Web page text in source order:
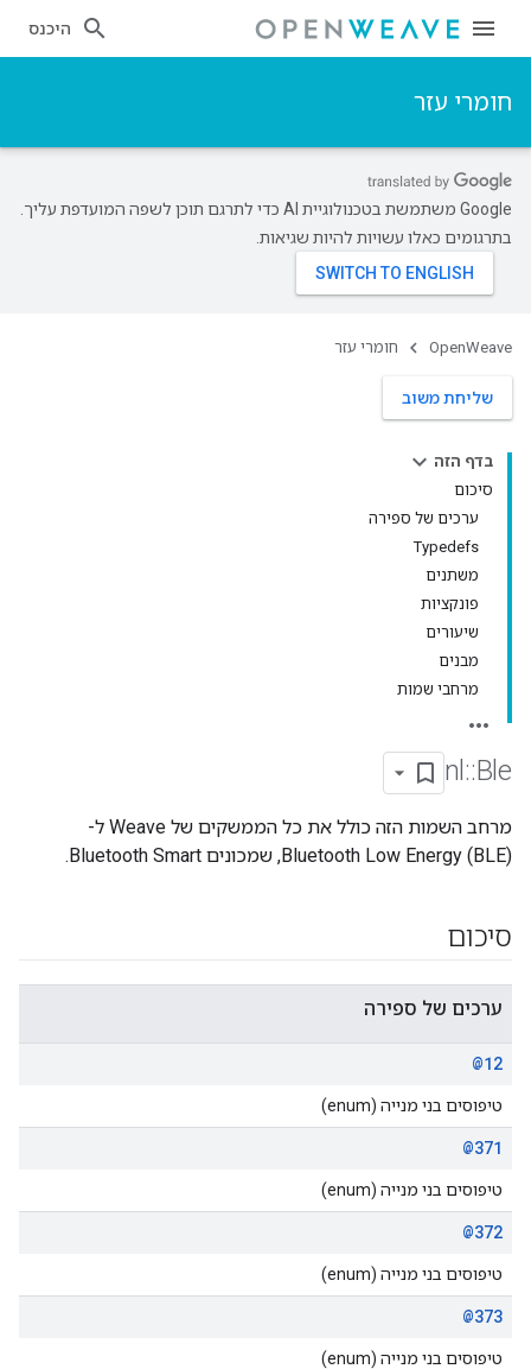
היכנס
חומרי עזר
‫Google משתמשת בטכנולוגיית AI כדי לתרגם תוכן לשפה המועדפת עליך.
בתרגומים כאלו עשויות להיות שגיאות.
OpenWeave חומרי עזר
שליחת משוב
בדף הזה
סיכום
ערכים של ספירה
Typedefs
משתנים
פונקציות
שיעורים
מבנים
מרחבי שמות
nl ::Ble
מרחב השמות הזה כולל את כל הממשקים של Weave ל-
Bluetooth Low Energy (BLE), שמכונים Bluetooth Smart.
סיכום
ערכים של ספירה
@12
טיפוסים בני מנייה (enum)
@371
טיפוסים בני מנייה (enum)
@372
טיפוסים בני מנייה (enum)
@373
טיפוסים בני מנייה (enum)